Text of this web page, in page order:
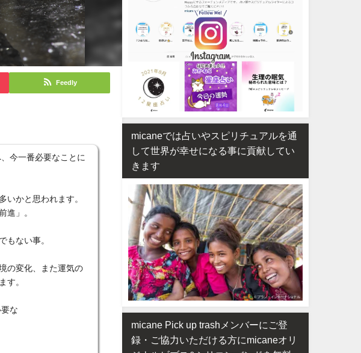
Feedly
今一番必要なことに
かと思われます。
進」。
もない事。
の変化、また運気の
す。
な
micaneでは占いやスピリチュアルを通
して世界が幸せになる事に貢献してい
きます
micane Pick up trashメンバーにご登
録・ご協力いただける方にmicaneオリ